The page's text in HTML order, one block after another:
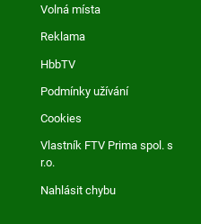
Volná místa
Reklama
HbbTV
Podmínky užívání
Cookies
Vlastník FTV Prima spol. s
r.o.
Nahlásit chybu